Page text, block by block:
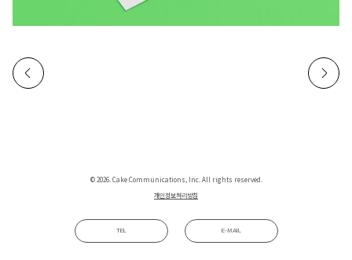
© 2026. Cake Communications, Inc. All rights reserved.
개인정보처리방침
TEL E-MAIL